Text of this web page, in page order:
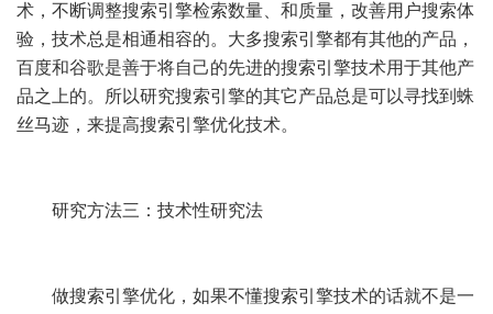
术，不断调整搜索引擎检索数量、和质量，改善用户搜索体
验，技术总是相通相容的。大多搜索引擎都有其他的产品，
百度和谷歌是善于将自己的先进的搜索引擎技术用于其他产
品之上的。所以研究搜索引擎的其它产品总是可以寻找到蛛
丝马迹，来提高搜索引擎优化技术。
研究方法三：技术性研究法
做搜索引擎优化，如果不懂搜索引擎技术的话就不是一